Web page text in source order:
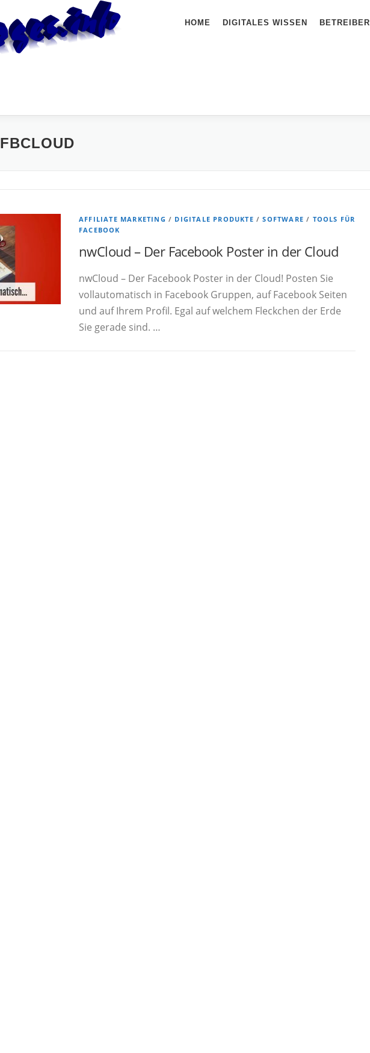
HOME DIGITALES WISSEN BETREIBER
FBCLOUD
AFFILIATE MARKETING / DIGITALE PRODUKTE /SOFTWARE / TOOLS FÜR
FACEBOOK
nwCloud – Der Facebook Poster in der Cloud
nwCloud – Der Facebook Poster in der Cloud! Posten Sie
vollautomatisch in Facebook Gruppen, auf Facebook Seiten
und auf Ihrem Profil. Egal auf welchem Fleckchen der Erde
Sie gerade sind. …